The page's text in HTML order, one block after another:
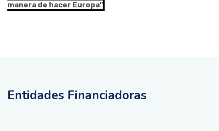
manera de hacer Europa"
Entidades Financiadoras